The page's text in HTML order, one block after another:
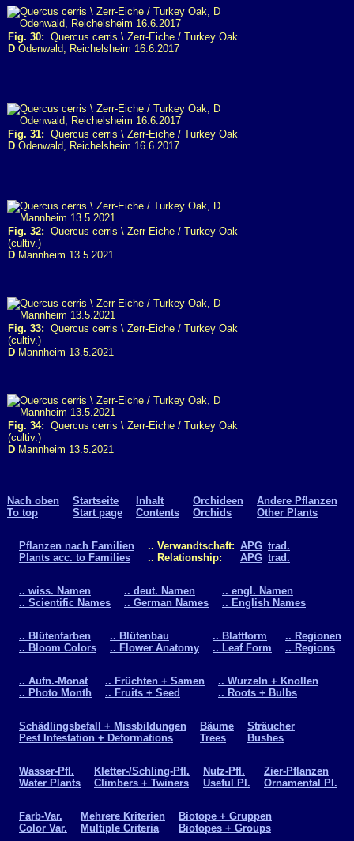
Fig. 30: Quercus cerris \ Zerr-Eiche / Turkey Oak
D Odenwald, Reichelsheim 16.6.2017
Fig. 31: Quercus cerris \ Zerr-Eiche / Turkey Oak
D Odenwald, Reichelsheim 16.6.2017
Fig. 32: Quercus cerris \ Zerr-Eiche / Turkey Oak
(cultiv.)
D Mannheim 13.5.2021
Fig. 33: Quercus cerris \ Zerr-Eiche / Turkey Oak
(cultiv.)
D Mannheim 13.5.2021
Fig. 34: Quercus cerris \ Zerr-Eiche / Turkey Oak
(cultiv.)
D Mannheim 13.5.2021
Nach oben
To top
Startseite
Start page
Inhalt
Contents
Orchideen
Orchids
Andere Pflanzen
Other Plants
Pflanzen nach Familien
Plants acc. to Families
.. Verwandtschaft:
.. Relationship:
APG
APG
trad.
trad.
.. wiss. Namen
.. Scientific Names
.. deut. Namen
.. German Names
.. engl. Namen
.. English Names
.. Blütenfarben
.. Bloom Colors
.. Blütenbau
.. Flower Anatomy
.. Blattform
.. Leaf Form
.. Regionen
.. Regions
.. Aufn.-Monat
.. Photo Month
.. Früchten + Samen
.. Fruits + Seed
.. Wurzeln + Knollen
.. Roots + Bulbs
Schädlingsbefall + Missbildungen
Pest Infestation + Deformations
Bäume
Trees
Sträucher
Bushes
Wasser-Pfl.
Water Plants
Kletter-/Schling-Pfl.
Climbers + Twiners
Nutz-Pfl.
Useful Pl.
Zier-Pflanzen
Ornamental Pl.
Farb-Var.
Color Var.
Mehrere Kriterien
Multiple Criteria
Biotope + Gruppen
Biotopes + Groups